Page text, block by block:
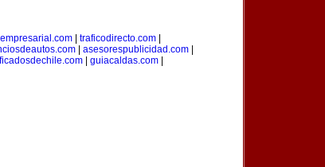
| traficodirecto.com|
| asesorespublicidad.com|
guiacaldas.com